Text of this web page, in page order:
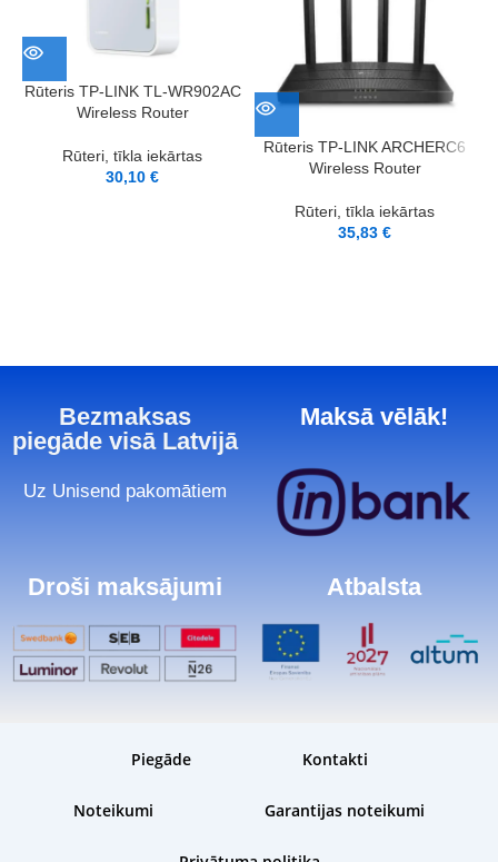
Rūteris TP-LINK TL-WR902AC
Wireless Router
Rūteri, tīkla iekārtas
30,10€
Rūteris TP-LINK ARCHERC6
Wireless Router
Rūteri, tīkla iekārtas
35,83€
Bezmaksas
piegāde visā Latvijā
Uz Unisend pakomātiem
Maksā vēlāk!
Droši maksājumi Atbalsta
Piegāde Kontakti
Noteikumi Garantijas noteikumi